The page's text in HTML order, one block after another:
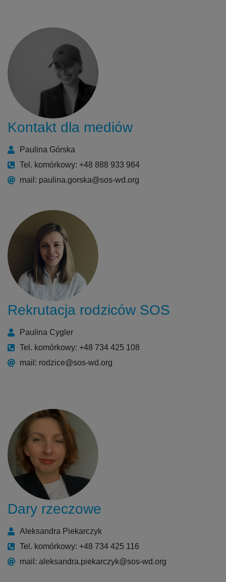
Kontakt dla mediów
Paulina Górska
Tel. komórkowy: +48 888 933 964
mail: paulina.gorska@sos-wd.org
Rekrutacja rodziców SOS
Paulina Cygler
Tel. komórkowy: +48 734 425 108
mail: rodzice@sos-wd.org
Dary rzeczowe
Aleksandra Piekarczyk
Tel. komórkowy: +48 734 425 116
mail: aleksandra.piekarczyk@sos-wd.org